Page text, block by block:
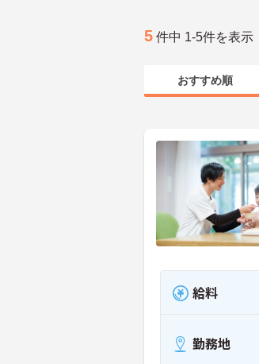
5 件中 1-5件を表示
おすすめ順
給料
勤務地